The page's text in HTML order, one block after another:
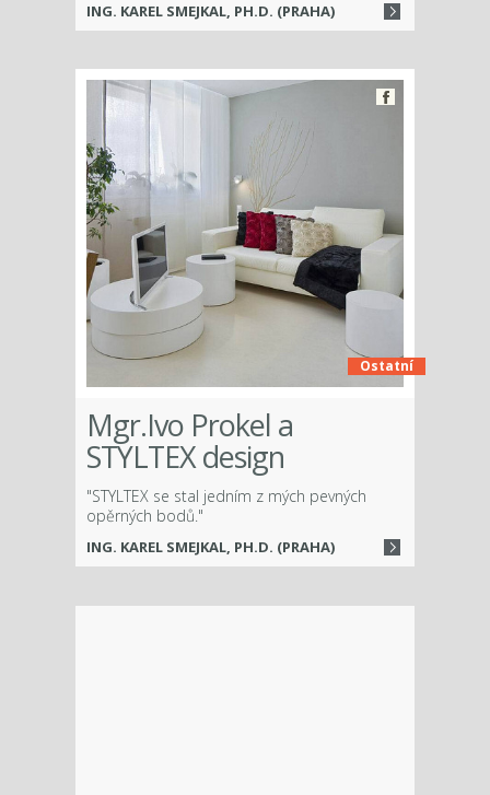
ING. KAREL SMEJKAL, PH.D. (PRAHA)
Ostatní
Mgr.Ivo Prokel a
STYLTEX design
"STYLTEX se stal jedním z mých pevných
opěrných bodů."
ING. KAREL SMEJKAL, PH.D. (PRAHA)